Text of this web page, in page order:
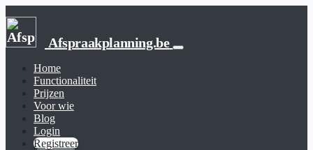
Afspraakplanning.be
Home
Functionaliteit
Prijzen
Voor wie
Blog
Login
Registreer